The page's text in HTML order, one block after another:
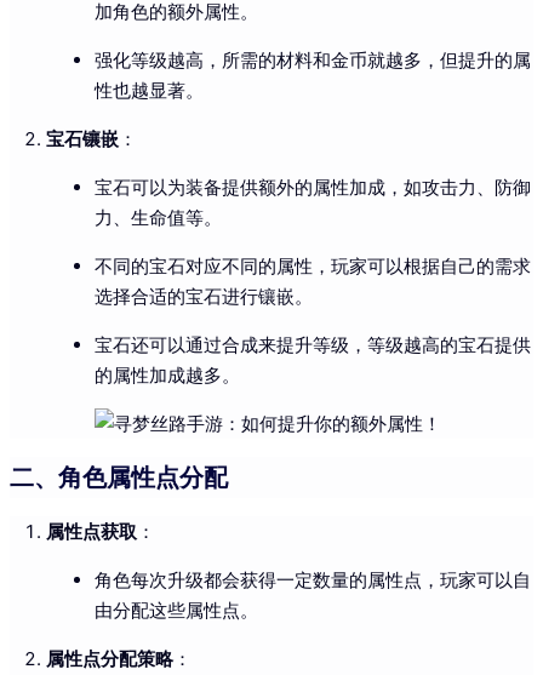
加角色的额外属性。
强化等级越高，所需的材料和金币就越多，但提升的属
性也越显著。
宝石镶嵌 ：
宝石可以为装备提供额外的属性加成，如攻击力、防御
力、生命值等。
不同的宝石对应不同的属性，玩家可以根据自己的需求
选择合适的宝石进行镶嵌。
宝石还可以通过合成来提升等级，等级越高的宝石提供
的属性加成越多。
二、角色属性点分配
属性点获取 ：
角色每次升级都会获得一定数量的属性点，玩家可以自
由分配这些属性点。
属性点分配策略 ：